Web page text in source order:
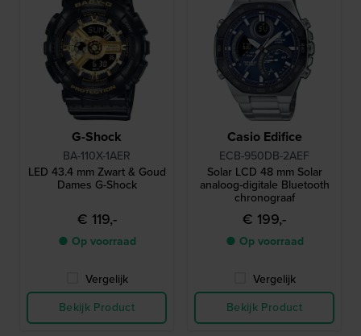
G-Shock
BA-110X-1AER
LED 43.4 mm Zwart & Goud
Dames G-Shock
€ 119,-
● Op voorraad
Vergelijk
Bekijk Product
Casio Edifice
ECB-950DB-2AEF
Solar LCD 48 mm Solar
analoog-digitale Bluetooth
chronograaf
€ 199,-
● Op voorraad
Vergelijk
Bekijk Product